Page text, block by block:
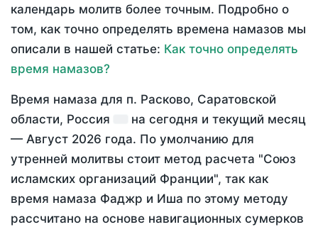
календарь молитв более точным. Подробно о
том, как точно определять времена намазов мы
описали в нашей статье: Как точно определять
время намазов?
Время намаза для п. Расково, Саратовской
области, Россия
на сегодня и текущий месяц
— Август 2026 года. По умолчанию для
утренней молитвы стоит метод расчета "Союз
исламских организаций Франции", так как
время намаза Фаджр и Иша по этому методу
рассчитано на основе навигационных сумерков